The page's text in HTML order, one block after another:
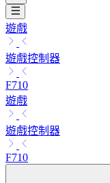
遊戲
遊戲控制器
F710
遊戲
遊戲控制器
F710